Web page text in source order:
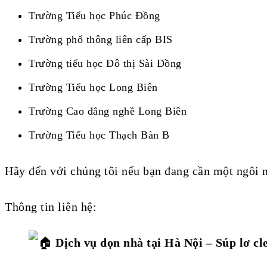
Trường Tiểu học Phúc Đồng
Trường phổ thông liên cấp BIS
Trường tiểu học Đô thị Sài Đồng
Trường Tiểu học Long Biên
Trường Cao đẳng nghề Long Biên
Trường Tiểu học Thạch Bàn B
Hãy đến với chúng tôi nếu bạn đang cần một ngôi
Thông tin liên hệ:
Dịch vụ dọn nhà tại Hà Nội – Súp lơ